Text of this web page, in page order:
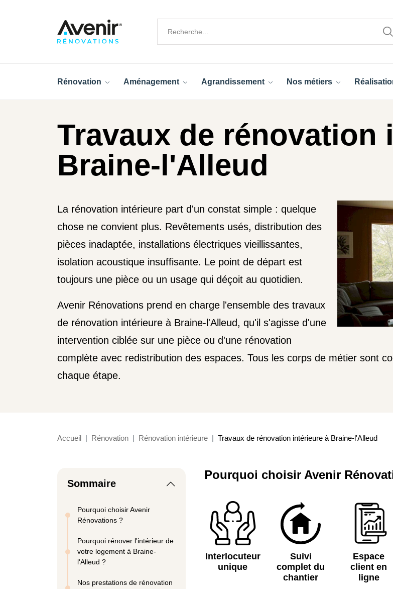
Rénovation Aménagement Agrandissement Nos métiers
Travaux de rénovation
Braine-l'Alleud
La rénovation intérieure part d'un constat simple : quelque
chose ne convient plus. Revêtements usés, distribution des
pièces inadaptée, installations électriques vieillissantes,
isolation acoustique insuffisante. Le point de départ est
toujours une pièce ou un usage qui déçoit au quotidien.
Avenir Rénovations prend en charge l'ensemble des travaux
de rénovation intérieure à Braine-l'Alleud, qu'il s'agisse d'une
intervention ciblée sur une pièce ou d'une rénovation
complète avec redistribution des espaces. Tous les corps de métier sont
chaque étape.
Accueil Rénovation Rénovation intérieure Travaux de rénovation intérieure à Braine-l'Alleud
Sommaire
Pourquoi choisir Avenir
Rénovations ?
Pourquoi rénover l'intérieur de
votre logement à Braine-
l'Alleud ?
Nos prestations de rénovation
Pourquoi choisir Avenir
Interlocuteur
unique
Suivi
complet du
chantier
Espace
client en
ligne